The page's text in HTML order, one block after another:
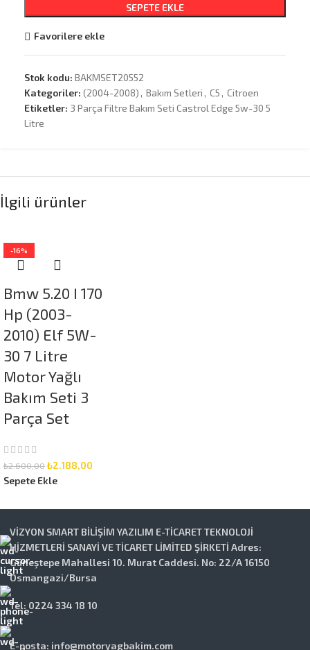
SEPETE EKLE
Favorilere ekle
Stok kodu: BAKMSET20552
Kategoriler: (2004-2008) , Bakım Setleri , C5 , Citroen
Etiketler: 3 Parça Filtre Bakım Seti Castrol Edge 5w-30 5
Litre
İlgili ürünler
-16%
Bmw 5.20 I 170
Hp (2003-
2010) Elf 5W-
30 7 Litre
Motor Yağlı
Bakım Seti 3
Parça Set
₺2.600,00₺2.188,00
Sepete Ekle
VİZYON SMART BİLİŞİM YAZILIM E-TİCARET TEKNOLOJİ
HİZMETLERİ SANAYİ VE TİCARET LİMİTED ŞİRKETİ Adres:
Güneştepe Mahallesi 10. Murat Caddesi. No: 22/A 16150
Osmangazi/Bursa
Tel: 0224 334 18 10
E-posta: info@motoryagbakim.com